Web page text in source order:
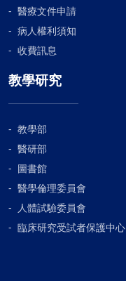
醫療文件申請
病人權利須知
收費訊息
教學研究
教學部
醫研部
圖書館
醫學倫理委員會
人體試驗委員會
臨床研究受試者保護中心